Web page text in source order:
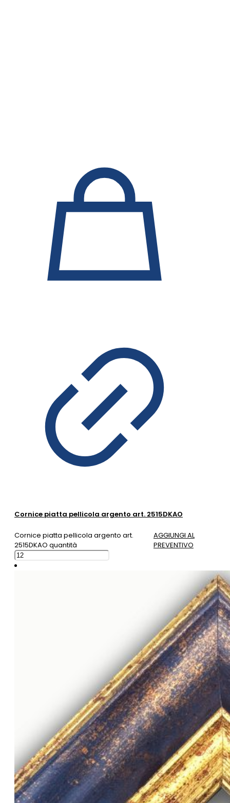
Cornice piatta pellicola argento art. 2515DKAO
Cornice piatta pellicola argento art.
2515DKAO quantità
AGGIUNGI AL
PREVENTIVO